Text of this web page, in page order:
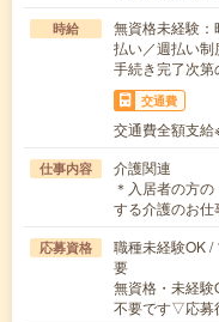
時給
無資格未経験
払い／週払い
手続き完了次第
交通費
交通費全額支給
仕事内容
介護関連
＊入居者の方
する介護のお
応募資格
職種未経験OK /
要
無資格・未経
不要です▽応募